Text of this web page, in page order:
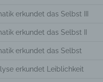
erkundet das Selbst III
erkundet das Selbst II
erkundet das Selbst
erkundet Leiblichkeit